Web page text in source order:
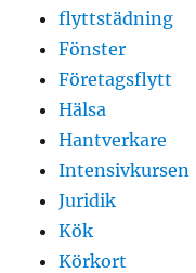
flyttstädning
Fönster
Företagsflytt
Hälsa
Hantverkare
Intensivkursen
Juridik
Kök
Körkort